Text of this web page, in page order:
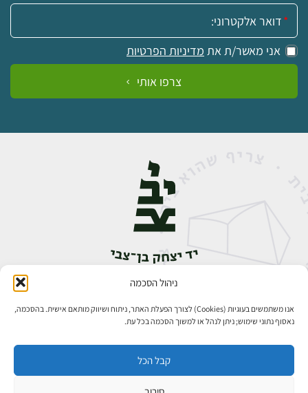
ניהול הסכמה
אנו משתמשים בעוגיות (Cookies) לצורך הפעלת האתר, ניתוח ושיווק מותאם אישית. בהסכמה,
נאסוף נתוני שימוש; ניתן לנהל או למשוך הסכמה בכל עת.
קבל הכל
אימייל:
אני מאשר/ת את מדיניות הפרטיות
צרפו אותי
אבן גבירול 14, רחביה, ירושלים